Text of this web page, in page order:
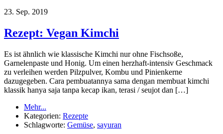
23. Sep. 2019
Rezept: Vegan Kimchi
Es ist ähnlich wie klassische Kimchi nur ohne Fischsoße,
Garnelenpaste und Honig. Um einen herzhaft-intensiv Geschmack
zu verleihen werden Pilzpulver, Kombu und Pinienkerne
dazugegeben. Cara pembuatannya sama dengan membuat kimchi
klassik hanya saja tanpa kecap ikan, terasi / seujot dan […]
Mehr...
Kategorien: Rezepte
Schlagworte: Gemüse, sayuran